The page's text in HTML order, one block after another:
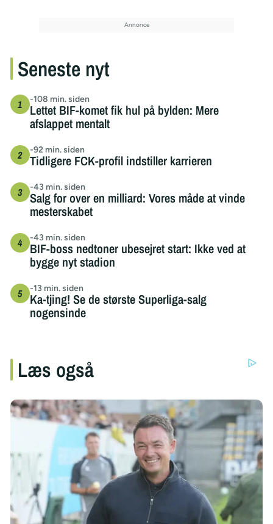
Seneste nyt
-108 min. siden
Lettet BIF-komet fik hul på bylden: Mere
afslappet mentalt
-92 min. siden
Tidligere FCK-profil indstiller karrieren
-43 min. siden
Salg for over en milliard: Vores måde at vinde
mesterskabet
-43 min. siden
BIF-boss nedtoner ubesejret start: Ikke ved at
bygge nyt stadion
-13 min. siden
Ka-tjing! Se de største Superliga-salg
nogensinde